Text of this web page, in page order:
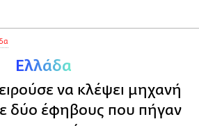
Ελλάδα
να κλέψει μηχανή
δύο έφηβους που πήγαν